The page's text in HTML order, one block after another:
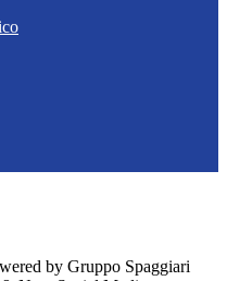
by Gruppo Spaggiari